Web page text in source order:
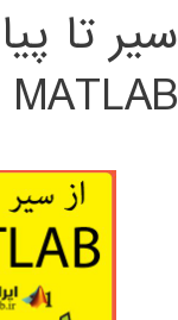
سیر تا
MATLAB